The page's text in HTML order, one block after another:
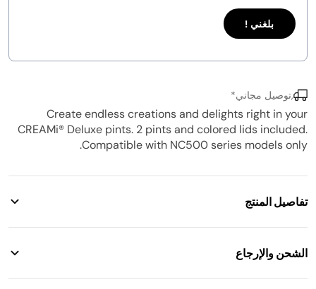
بلغني !
,توصيل مجاني*
Create endless creations and delights right in your
CREAMi® Deluxe pints. 2 pints and colored lids included.
Compatible with NC500 series models only.
تفاصيل المنتج
الطراز:
الشحن والإرجاع